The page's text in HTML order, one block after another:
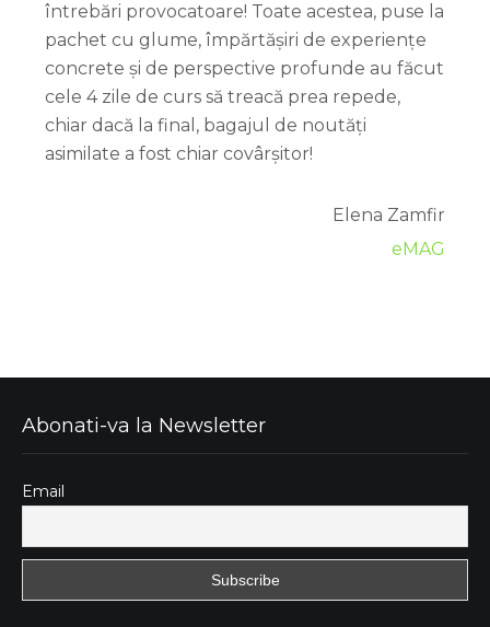
întrebări provocatoare! Toate acestea, puse la
pachet cu glume, împărtășiri de experiențe
concrete și de perspective profunde au făcut
cele 4 zile de curs să treacă prea repede,
chiar dacă la final, bagajul de noutăți
asimilate a fost chiar covârșitor!
Elena Zamfir
eMAG
Abonati-va la Newsletter
Email